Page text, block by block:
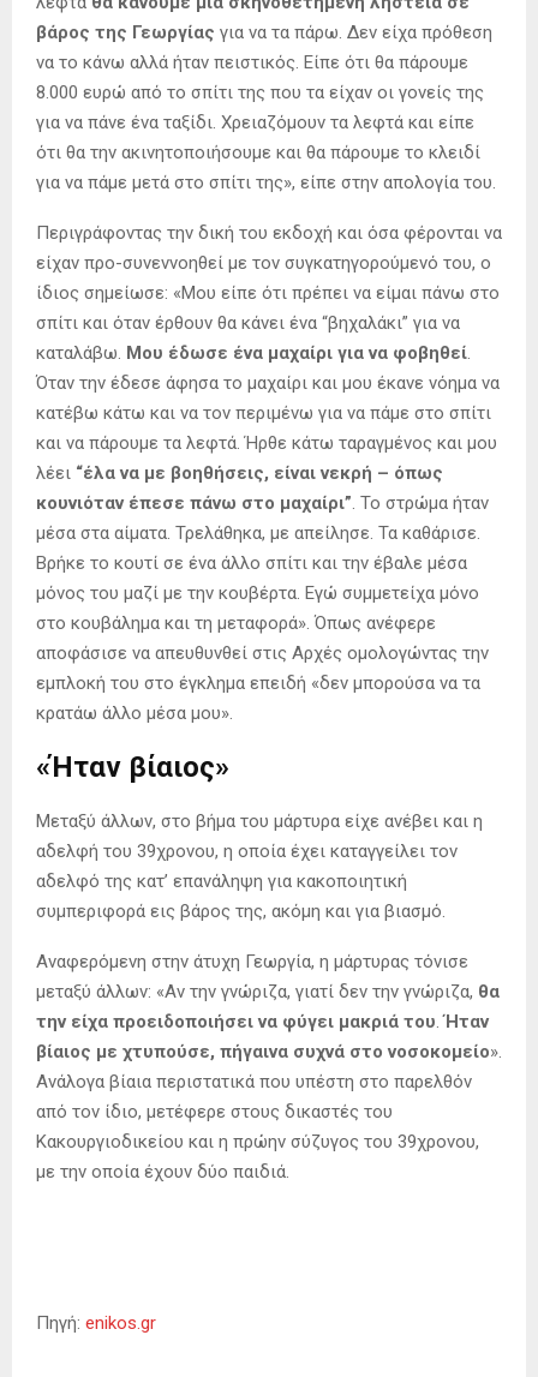
βάρος της Γεωργίας για να τα πάρω. Δεν είχα πρόθεση
να το κάνω αλλά ήταν πειστικός. Είπε ότι θα πάρουμε
8.000 ευρώ από το σπίτι της που τα είχαν οι γονείς της
για να πάνε ένα ταξίδι. Χρειαζόμουν τα λεφτά και είπε
ότι θα την ακινητοποιήσουμε και θα πάρουμε το κλειδί
για να πάμε μετά στο σπίτι της», είπε στην απολογία του.
Περιγράφοντας την δική του εκδοχή και όσα φέρονται να
είχαν προ-συνεννοηθεί με τον συγκατηγορούμενό του, ο
ίδιος σημείωσε: «Μου είπε ότι πρέπει να είμαι πάνω στο
σπίτι και όταν έρθουν θα κάνει ένα “βηχαλάκι” για να
καταλάβω. Μου έδωσε ένα μαχαίρι για να φοβηθεί.
Όταν την έδεσε άφησα το μαχαίρι και μου έκανε νόημα να
κατέβω κάτω και να τον περιμένω για να πάμε στο σπίτι
και να πάρουμε τα λεφτά. Ήρθε κάτω ταραγμένος και μου
λέει “έλα να με βοηθήσεις, είναι νεκρή – όπως
κουνιόταν έπεσε πάνω στο μαχαίρι”. Το στρώμα ήταν
μέσα στα αίματα. Τρελάθηκα, με απείλησε. Τα καθάρισε.
Βρήκε το κουτί σε ένα άλλο σπίτι και την έβαλε μέσα
μόνος του μαζί με την κουβέρτα. Εγώ συμμετείχα μόνο
στο κουβάλημα και τη μεταφορά». Όπως ανέφερε
αποφάσισε να απευθυνθεί στις Αρχές ομολογώντας την
εμπλοκή του στο έγκλημα επειδή «δεν μπορούσα να τα
κρατάω άλλο μέσα μου».
«Ήταν βίαιος»
Μεταξύ άλλων, στο βήμα του μάρτυρα είχε ανέβει και η
αδελφή του 39χρονου, η οποία έχει καταγγείλει τον
αδελφό της κατ’ επανάληψη για κακοποιητική
συμπεριφορά εις βάρος της, ακόμη και για βιασμό.
Αναφερόμενη στην άτυχη Γεωργία, η μάρτυρας τόνισε
μεταξύ άλλων: «Αν την γνώριζα, γιατί δεν την γνώριζα, θα
την είχα προειδοποιήσει να φύγει μακριά του.Ήταν
βίαιος με χτυπούσε, πήγαινα συχνά στο νοσοκομείο».
Ανάλογα βίαια περιστατικά που υπέστη στο παρελθόν
από τον ίδιο, μετέφερε στους δικαστές του
Κακουργιοδικείου και η πρώην σύζυγος του 39χρονου,
με την οποία έχουν δύο παιδιά.
Πηγή: enikos.gr